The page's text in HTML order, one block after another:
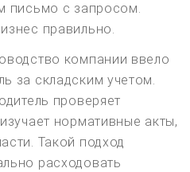
письмо с запросом.
правильно.
компании ввело
за складским учетом.
проверяет
нормативные акты,
Такой подход
расходовать